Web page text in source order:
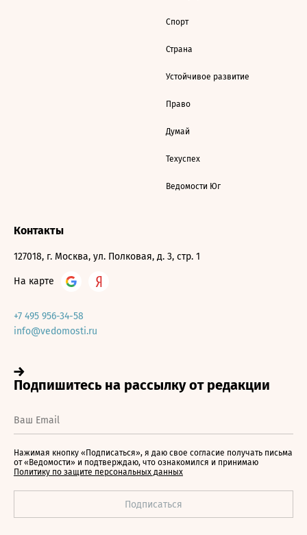
Спорт
Страна
Устойчивое развитие
Право
Думай
Техуспех
Ведомости Юг
Контакты
127018, г. Москва, ул. Полковая, д. 3, стр. 1
На карте
+7 495 956-34-58
info@vedomosti.ru
Нажимая кнопку «Подписаться», я даю свое согласие получать письма
от «Ведомости» и подтверждаю, что ознакомился и принимаю
Политику по защите персональных данных